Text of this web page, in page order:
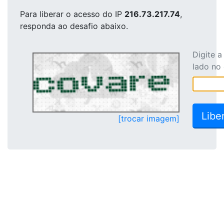
Para liberar o acesso do IP 216.73.217.74,
responda ao desafio abaixo.
[trocar imagem]
Digite
lado no